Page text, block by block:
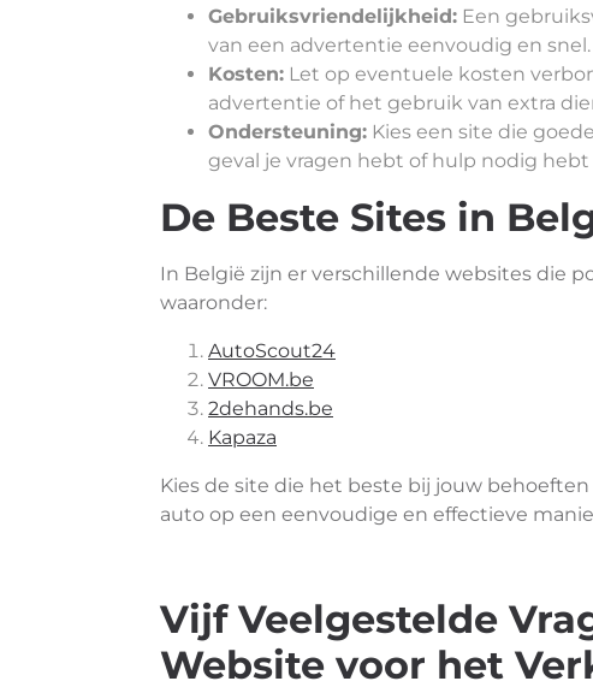
Gebruiksvriendelijkheid: Een
van een advertentie eenvoudig en snel.
Kosten: Let op eventuele kosten
advertentie of het gebruik van extra
Ondersteuning: Kies een site die
geval je vragen hebt of hulp nodig
De Beste Sites in
In België zijn er verschillende websites die
waaronder:
AutoScout24
VROOM.be
2dehands.be
Kapaza
Kies de site die het beste bij jouw
auto op een eenvoudige en effectieve
Vijf Veelgestelde
Website voor het